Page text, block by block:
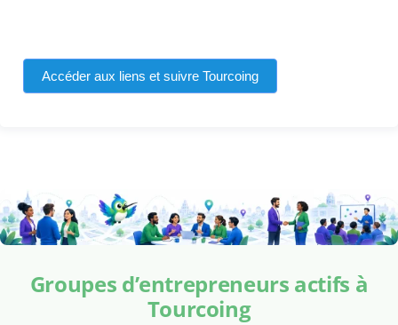
Accéder aux liens et suivre Tourcoing
Groupes d’entrepreneurs actifs à
Tourcoing